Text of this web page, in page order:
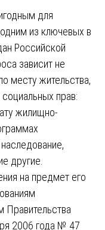
для
из ключевых в
Российской
зависит не
месту жительства,
прав:
жилищно-
другие.
на предмет его
Правительства
2006 года № 47